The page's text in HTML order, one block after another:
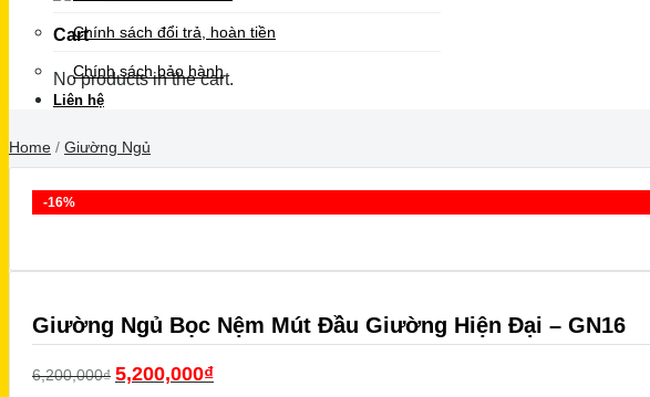
Cart
No products in the cart.
Chính sách đổi trả, hoàn tiền
Chính sách bảo hành
Liên hệ
Home / Giường Ngủ
-16%
Giường Ngủ Bọc Nệm Mút Đầu Giường Hiện Đại – GN16
6,200,000₫ 5,200,000₫